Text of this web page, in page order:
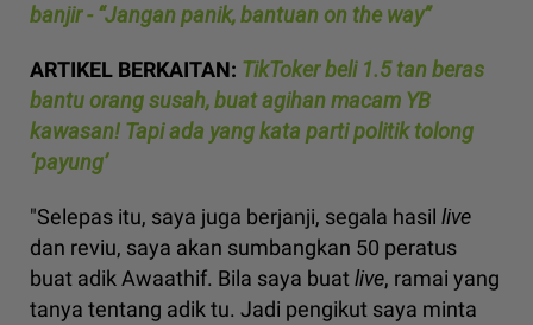
banjir - “Jangan panik, bantuan on the way”
ARTIKEL BERKAITAN: TikToker beli 1.5 tan beras
bantu orang susah, buat agihan macam YB
kawasan! Tapi ada yang kata parti politik tolong
‘payung’
"Selepas itu, saya juga berjanji, segala hasil live
dan reviu, saya akan sumbangkan 50 peratus
buat adik Awaathif. Bila saya buat live, ramai yang
tanya tentang adik tu. Jadi pengikut saya minta